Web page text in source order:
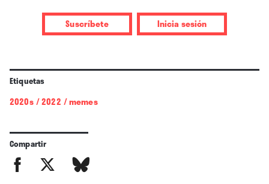
Suscríbete Inicia sesión
Etiquetas
2020s /2022 /memes
Compartir